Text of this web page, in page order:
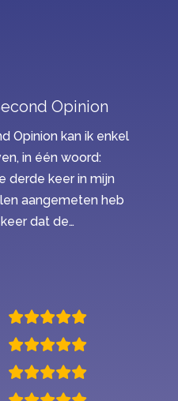
Opinion
Opinion kan ik enkel
in één woord:
derde keer in mijn
aangemeten heb
dat de…
met Second Opinion”